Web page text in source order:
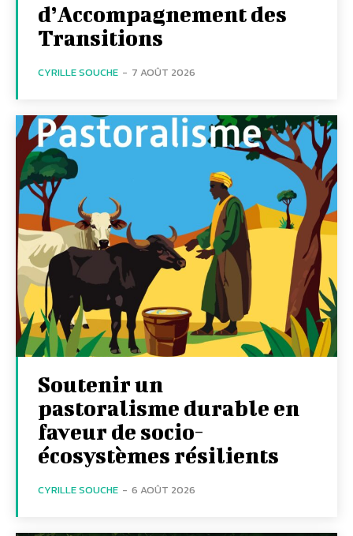
Transitions
Soutenir un
pastoralisme durable en
faveur de socio-
écosystèmes résilients